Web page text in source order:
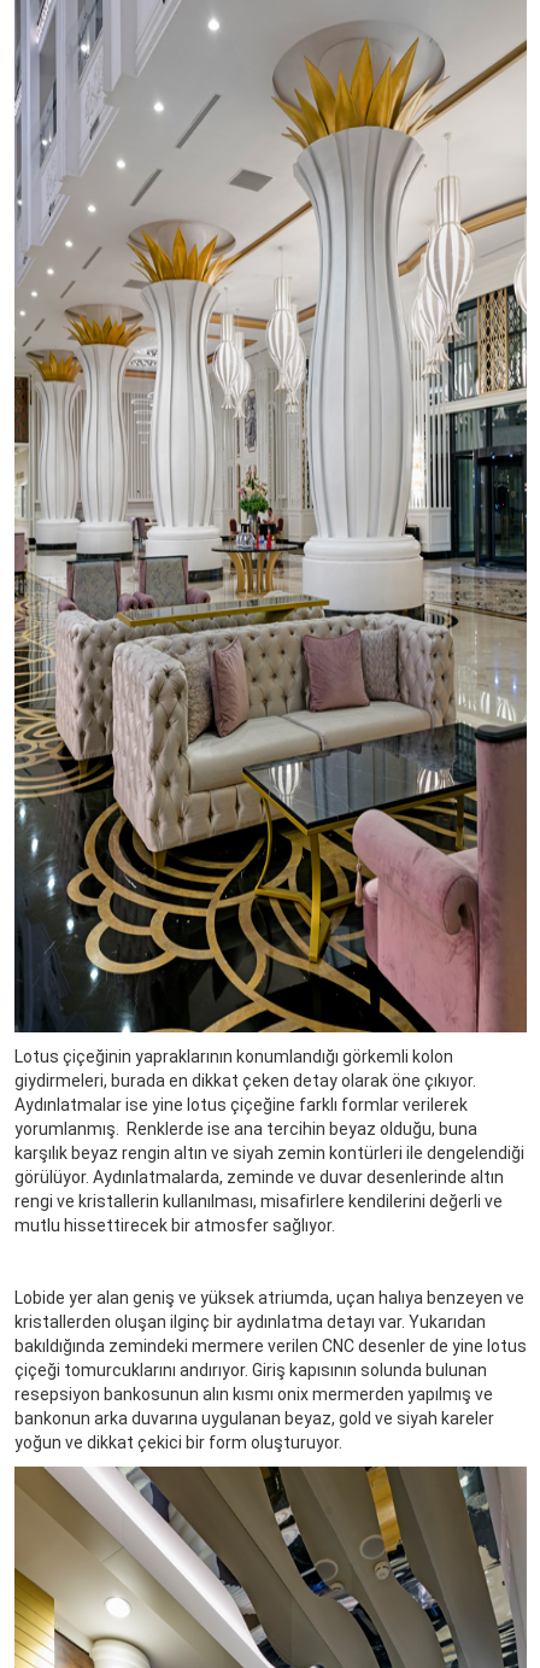
Lotus çiçeğinin yapraklarının konumlandığı görkemli kolon
giydirmeleri, burada en dikkat çeken detay olarak öne çıkıyor.
Aydınlatmalar ise yine lotus çiçeğine farklı formlar verilerek
yorumlanmış. Renklerde ise ana tercihin beyaz olduğu, buna
karşılık beyaz rengin altın ve siyah zemin kontürleri ile dengelendiği
görülüyor. Aydınlatmalarda, zeminde ve duvar desenlerinde altın
rengi ve kristallerin kullanılması, misafirlere kendilerini değerli ve
mutlu hissettirecek bir atmosfer sağlıyor.
Lobide yer alan geniş ve yüksek atriumda, uçan halıya benzeyen ve
kristallerden oluşan ilginç bir aydınlatma detayı var. Yukarıdan
bakıldığında zemindeki mermere verilen CNC desenler de yine lotus
çiçeği tomurcuklarını andırıyor. Giriş kapısının solunda bulunan
resepsiyon bankosunun alın kısmı onix mermerden yapılmış ve
bankonun arka duvarına uygulanan beyaz, gold ve siyah kareler
yoğun ve dikkat çekici bir form oluşturuyor.